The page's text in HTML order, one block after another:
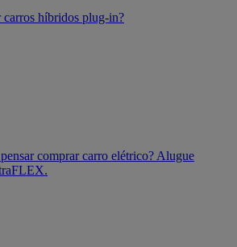
carros híbridos plug-in?
comprar carro elétrico? Alugue